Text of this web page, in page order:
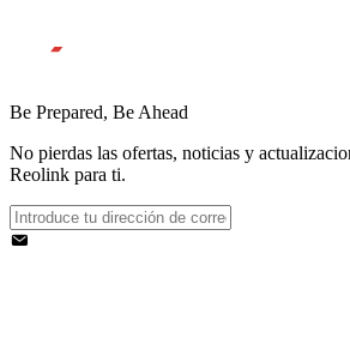
Be Prepared, Be Ahead
No pierdas las ofertas, noticias y
Reolink para ti.